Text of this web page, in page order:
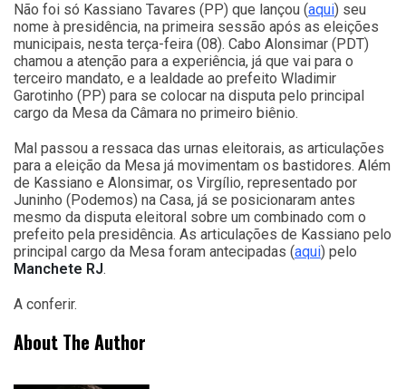
Não foi só Kassiano Tavares (PP) que lançou (aqui) seu
nome à presidência, na primeira sessão após as eleições
municipais, nesta terça-feira (08). Cabo Alonsimar (PDT)
chamou a atenção para a experiência, já que vai para o
terceiro mandato, e a lealdade ao prefeito Wladimir
Garotinho (PP) para se colocar na disputa pelo principal
cargo da Mesa da Câmara no primeiro biênio.
Mal passou a ressaca das urnas eleitorais, as articulações
para a eleição da Mesa já movimentam os bastidores. Além
de Kassiano e Alonsimar, os Virgílio, representado por
Juninho (Podemos) na Casa, já se posicionaram antes
mesmo da disputa eleitoral sobre um combinado com o
prefeito pela presidência. As articulações de Kassiano pelo
principal cargo da Mesa foram antecipadas (aqui) pelo
Manchete RJ.
A conferir.
About The Author